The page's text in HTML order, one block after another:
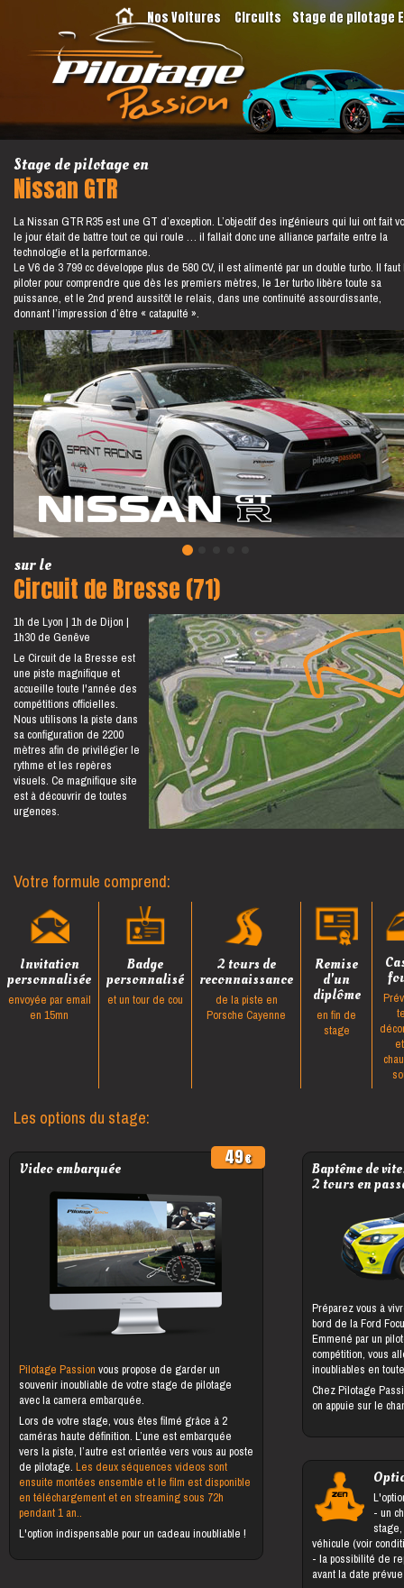
Nos Voitures Circuits Stage de pilotage
Stage de pilotage en
Nissan GTR
La Nissan GTR R35 est une GT d’exception. L’objectif des ingénieurs qui lui ont fait
le jour était de battre tout ce qui roule … il fallait donc une alliance parfaite entre la
technologie et la performance.
Le V6 de 3 799 cc développe plus de 580 CV, il est alimenté par un double turbo. Il
piloter pour comprendre que dès les premiers mètres, le 1er turbo libère toute sa
puissance, et le 2nd prend aussitôt le relais, dans une continuité assourdissante,
donnant l’impression d’être « catapulté ».
sur le
Circuit de Bresse (71)
1h de Lyon 1h de Dijon
1h30 de Genêve
Le Circuit de la Bresse est
une piste magnifique et
accueille toute l'année des
compétitions officielles.
Nous utilisons la piste dans
sa configuration de 2200
mètres afin de privilégier le
rythme et les repères
visuels. Ce magnifique site
est à découvrir de toutes
urgences.
Votre formule comprend:
Invitation
personnalisée
envoyée par email
en 15mn
Badge
personnalisé
et un tour de cou
2 tours de
reconnaissance
de la piste en
Porsche Cayenne
Remise
d'un
diplôme
en fin de
stage
Les options du stage:
Video embarquée
49
Pilotage Passionvous propose de garder un
souvenir inoubliable de votre stage de pilotage
avec la camera embarquée.
Lors de votre stage, vous êtes filmé grâce à 2
caméras haute définition. L’une est embarquée
vers la piste, l’autre est orientée vers vous au poste
de pilotage.Les deux séquences videos sont
ensuite montées ensemble et le film est disponible
en téléchargement et en streaming sous 72h
pendant 1 an..
L'option indispensable pour un cadeau inoubliable !
Baptême de
2 tours en
Préparez vous à
bord de la Ford
Emmené par un
compétition, vous
inoubliables en
Chez Pilotage
on appuie sur le
- un changement du bénéficiaire du
véhicule (voir
- la possibilité de reporter le stage jusqu'à 5 jours
avant la date